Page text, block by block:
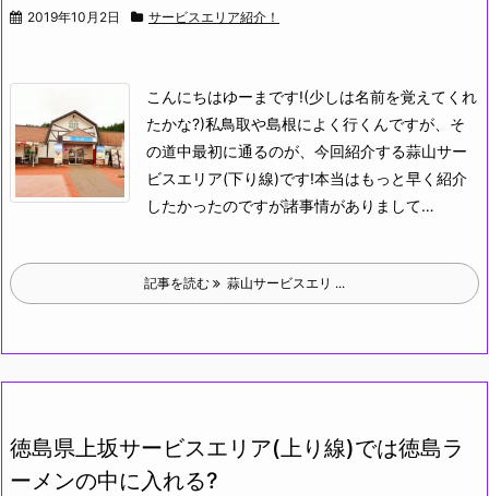
2019年10月2日 サービスエリア紹介！
こんにちはゆーまです!(少しは名前を覚えてくれ
たかな?)私鳥取や島根によく行くんですが、そ
の道中最初に通るのが、今回紹介する蒜山サー
ビスエリア(下り線)です!本当はもっと早く紹介
したかったのですが諸事情がありまして…
記事を読む 蒜山サービスエリ ...
徳島県上坂サービスエリア(上り線)では徳島ラ
ーメンの中に入れる?